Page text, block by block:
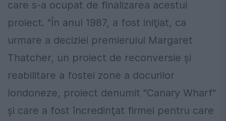
care s-a ocupat de finalizarea acestui
proiect. "În anul 1987, a fost iniţiat, ca
urmare a deciziei premierului Margaret
Thatcher, un proiect de reconversie şi
reabilitare a fostei zone a docurilor
londoneze, proiect denumit "Canary Wharf"
şi care a fost încredinţat firmei pentru care